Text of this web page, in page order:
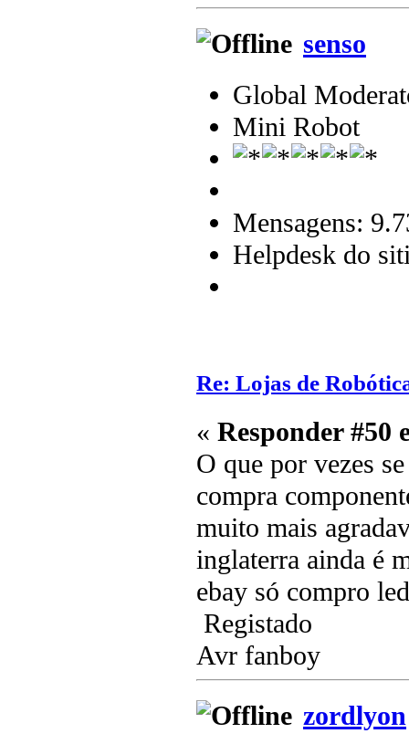
senso
Global
Mini Robot
Mensagens:
Helpdesk do
Re: Lojas de
« Responder #50
O que por vezes
compra
muito mais
inglaterra ainda é
ebay só compro
Registado
Avr fanboy
zordlyon